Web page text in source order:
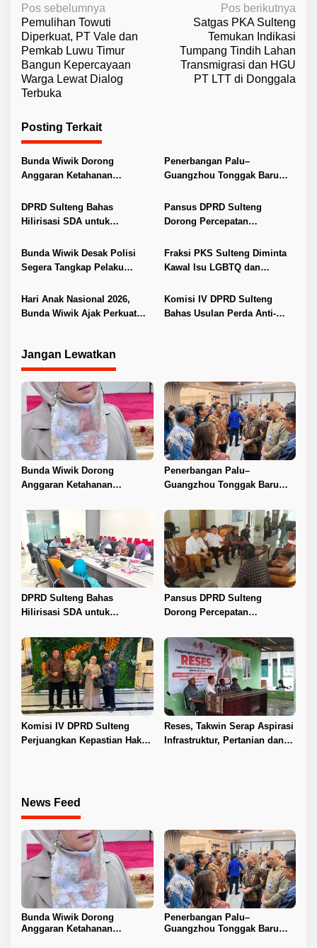
N
a
v
i
g
s
i
p
s
Pos sebelumnya
Pemulihan Towuti
Diperkuat, PT Vale dan
Pemkab Luwu Timur
Bangun Kepercayaan
Warga Lewat Dialog
Terbuka
Pos berikutnya
Satgas PKA Sulteng
Temukan Indikasi
Tumpang Tindih Lahan
Transmigrasi dan HGU
PT LTT di Donggala
Posting Terkait
Bunda Wiwik Dorong
Anggaran Ketahanan
Penerbangan Palu–
Guangzhou Tonggak Baru
DPRD Sulteng Bahas
Hilirisasi SDA untuk
Pansus DPRD Sulteng
Dorong Percepatan
Sawit di Toli-Toli
Bunda Wiwik Desak Polisi
Segera Tangkap Pelaku
di Duyu
Fraksi PKS Sulteng Diminta
Kawal Isu LGBTQ dan
Hari Anak Nasional 2026,
Bunda Wiwik Ajak Perkuat
Komisi IV DPRD Sulteng
Bahas Usulan Perda Anti-
Jangan Lewatkan
Bunda Wiwik Dorong
Anggaran Ketahanan
Penerbangan Palu–
Guangzhou Tonggak Baru
DPRD Sulteng Bahas
Hilirisasi SDA untuk
Pansus DPRD Sulteng
Dorong Percepatan
Sawit di Toli-Toli
Komisi IV DPRD Sulteng
Perjuangkan Kepastian Hak
Reses, Takwin Serap Aspirasi
Infrastruktur, Pertanian dan
News Feed
Bunda Wiwik Dorong
Anggaran Ketahanan
Penerbangan Palu–
Guangzhou Tonggak Baru